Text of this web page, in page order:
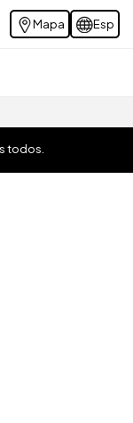
Mapa Esp
todos.